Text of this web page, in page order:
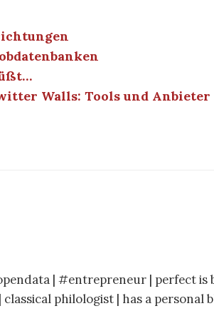
Walls: Tools und Anbieter
| #entrepreneur | perfect is
philologist | has a personal